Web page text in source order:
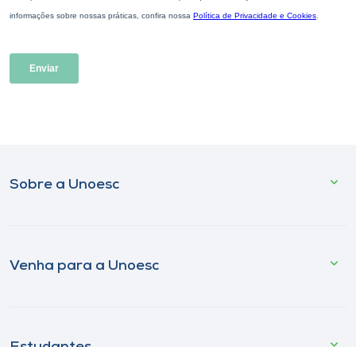
Sobre a Unoesc
Venha para a Unoesc